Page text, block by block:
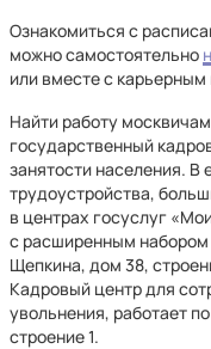
Ознакомиться с
можно самостоятельно
или вместе с
Найти работу
государственный
занятости населения. В
трудоустройства,
в центрах госуслуг
с расширенным набором
Щепкина, дом 38,
Кадровый центр для
увольнения, работает
строение 1.